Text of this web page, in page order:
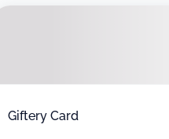
Giftery Card